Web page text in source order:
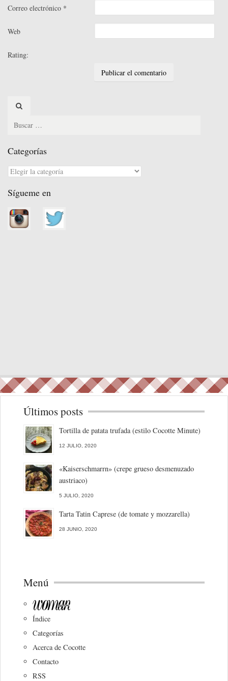
Correo electrónico *
Web
Rating:
Search
Categorías
Categorías
Sígueme en
Últimos posts
Tortilla de patata trufada (estilo Cocotte Minute)
12 JULIO, 2020
«Kaiserschmarrn» (crepe grueso desmenuzado
austriaco)
5 JULIO, 2020
Tarta Tatin Caprese (de tomate y mozzarella)
28 JUNIO, 2020
Menú
Índice
Categorías
Acerca de Cocotte
Contacto
RSS